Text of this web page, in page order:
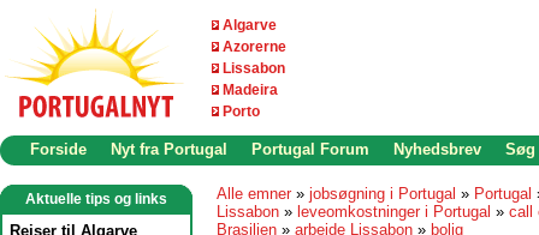
Algarve
Azorerne
Lissabon
Madeira
Porto
Forside Nyt fra Portugal Portugal Forum Nyhedsbrev Søg
Aktuelle tips og links
Rejser til Algarve
Alle emner » jobsøgning i Portugal » Portugal
Lissabon » leveomkostninger i Portugal » call
Brasilien » arbejde Lissabon » bolig